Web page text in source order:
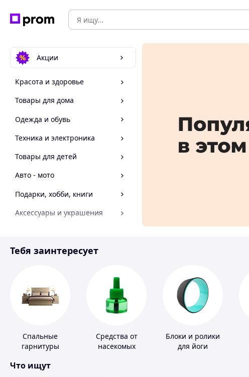
Акции
Красота и здоровье
Товары для дома
Одежда и обувь
Техника и электроника
Товары для детей
Авто - мото
Подарки, хобби, книги
Аксессуары и украшения
Спорт и отдых
Тебя заинтересует
Спальные
гарнитуры
Средства от
насекомых
Блоки и ролики
для йоги
Что ищут